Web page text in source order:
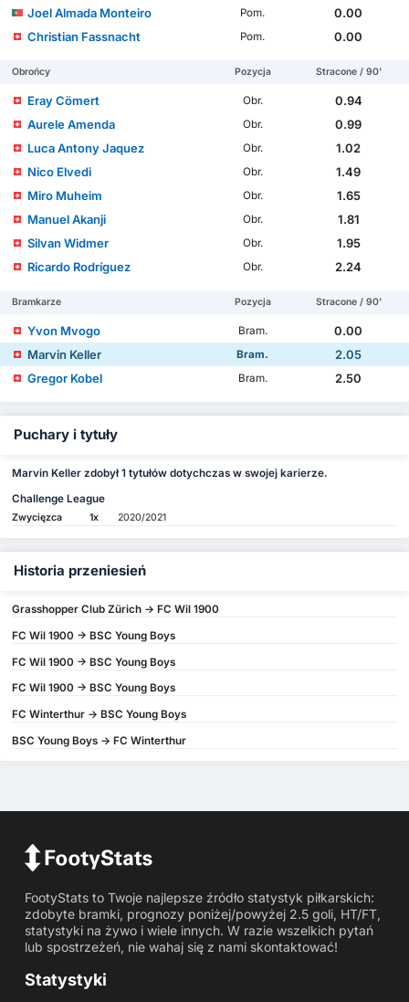
Joel Almada Monteiro
Pom.
0.00
Christian Fassnacht
Pom. 0.00
Obrońcy Pozycja Stracone / 90'
Eray Cömert Obr.
0.94
Aurele Amenda
Obr.
0.99
Luca Antony Jaquez
Obr.
1.02
Nico Elvedi
Obr.
1.49
Miro Muheim
Obr.
1.65
Manuel Akanji
Obr.
1.81
Silvan Widmer
Obr.
1.95
Ricardo Rodríguez
Obr. 2.24
Bramkarze Pozycja Stracone / 90'
Yvon Mvogo Bram.
0.00
Marvin Keller
Bram.
2.05
Gregor Kobel
Bram. 2.50
Puchary i tytuły
Marvin Keller zdobył 1 tytułów dotychczas w swojej karierze.
Challenge League
Zwycięzca 1x 2020/2021
Historia przeniesień
Grasshopper Club Zürich -> FC Wil 1900
FC Wil 1900 -> BSC Young Boys
FC Wil 1900 -> BSC Young Boys
FC Wil 1900 -> BSC Young Boys
FC Winterthur -> BSC Young Boys
BSC Young Boys -> FC Winterthur
FootyStats to Twoje najlepsze źródło statystyk piłkarskich:
zdobyte bramki, prognozy poniżej/powyżej 2.5 goli, HT/FT,
statystyki na żywo i wiele innych. W razie wszelkich pytań
lub spostrzeżeń, nie wahaj się z nami skontaktować!
Statystyki